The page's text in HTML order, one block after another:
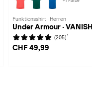
Funktionsshirt · Herren
Under Armour · VANISH
(205) 1
CHF 49,99